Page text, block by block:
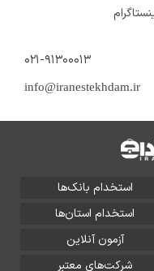
۰۲۱-۹۱۳۰۰۰۱۳
info@iranestekhdam.ir
استخدام بانک‌ها
استخدام استان‌ها
آزمون آنلاین
شرکت‌های معتبر